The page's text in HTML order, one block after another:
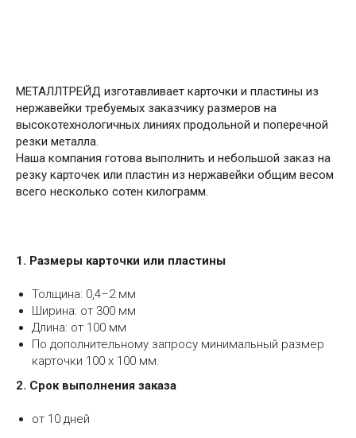
МЕТАЛЛТРЕЙД изготавливает карточки и пластины из
нержавейки требуемых заказчику размеров на
высокотехнологичных линиях продольной и поперечной
резки металла.
Наша компания готова выполнить и небольшой заказ на
резку карточек или пластин из нержавейки общим весом
всего несколько сотен килограмм.
1. Размеры карточки или пластины
Толщина: 0,4–2 мм
Ширина: от 300 мм
Длина: от 100 мм
По дополнительному запросу минимальный размер
карточки 100 х 100 мм.
2. Срок выполнения заказа
от 10 дней